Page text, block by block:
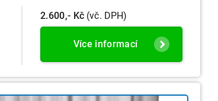
2.600,- Kč (vč. DPH)
Více informací